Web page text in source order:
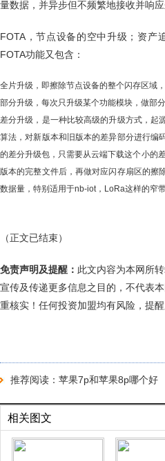
量数据，并异步但不频繁地接收并响
FOTA，节点设备的空中升级；资产
FOTA功能又包含：
全片升级，即擦除节点设备的整个闪存区域
部分升级，每次只升级某个功能模块，做部
差分升级，是一种比较高级的升级方式，起
算法，对新版本和旧版本的差异部分进行编
的差分升级包，只需要从云端下载这个小的
版本的完整文件后，再做对应闪存扇区的擦
数据量，特别适用于nb-iot，LoRa这样的窄带
（正文已结束）
免责声明及提醒： 此文内容为本网所
宣传及传递更多信息之目的，不代表
重核实！任何投资加盟均有风险，提
推荐阅读： 苹果7p和苹果8p哪个好
相关图文